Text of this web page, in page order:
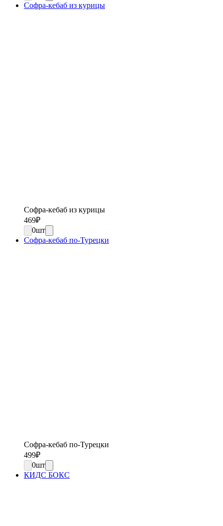
Софра-кебаб из курицы
Софра-кебаб из курицы
469₽
0шт
Софра-кебаб по-Турецки
Софра-кебаб по-Турецки
499₽
0шт
КИДС БОКС